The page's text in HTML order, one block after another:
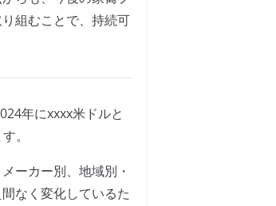
組むことで、持続可
年にxxxx米ドルと
。
ーカー別、地域別・
なく変化しているた